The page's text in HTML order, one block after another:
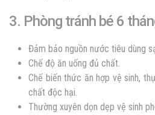
3. Phòng tránh bé 6
Đảm bảo nguồn nước tiêu dùng
Chế độ ăn uống đủ chất.
Chế biến thức ăn hợp vệ sinh,
chất độc hại.
Thường xuyên dọn dẹp vệ sinh